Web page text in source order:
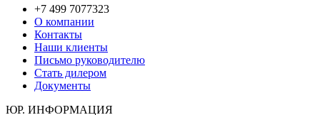
+7 499 7077323
О компании
Контакты
Наши клиенты
Письмо руководителю
Стать дилером
Документы
ЮР. ИНФОРМАЦИЯ